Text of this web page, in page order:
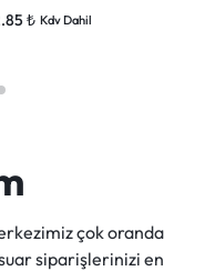
₺ Kdv Dahil
çok oranda
siparişlerinizi en